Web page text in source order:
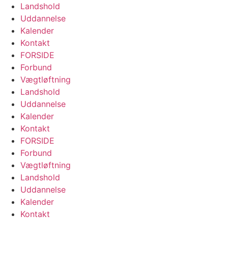
Landshold
Uddannelse
Kalender
Kontakt
FORSIDE
Forbund
Vægtløftning
Landshold
Uddannelse
Kalender
Kontakt
FORSIDE
Forbund
Vægtløftning
Landshold
Uddannelse
Kalender
Kontakt